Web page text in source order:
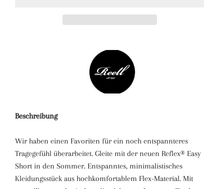
Beschreibung
Wir haben einen Favoriten für ein noch entspannteres
Tragegefühl überarbeitet. Gleite mit der neuen Reflex® Easy
Short in den Sommer. Entspanntes, minimalistisches
Kleidungsstück aus hochkomfortablem Flex-Material. Mit